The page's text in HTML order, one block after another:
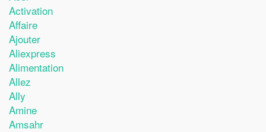
Activation
Affaire
Ajouter
Aliexpress
Alimentation
Allez
Ally
Amine
Amsahr